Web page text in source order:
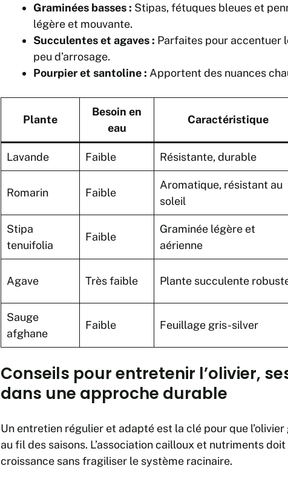
Graminées basses : Stipas, fétuques bleues et
légère et mouvante.
Succulentes et agaves : Parfaites pour accentuer
peu d’arrosage.
Pourpier et santoline : Apportent des nuances
Plante
Besoin en
eau
Caractéristique
Lavande Faible Résistante, durable
Romarin Faible
Aromatique, résistant au
soleil
Stipa
tenuifolia
Faible
Graminée légère et
aérienne
Agave Très faible Plante succulente
Sauge
afghane
Faible Feuillage gris-silver
Conseils pour entretenir l’olivier,
dans une approche durable
Un entretien régulier et adapté est la clé pour que
au fil des saisons. L’association cailloux et nutriments
croissance sans fragiliser le système racinaire.